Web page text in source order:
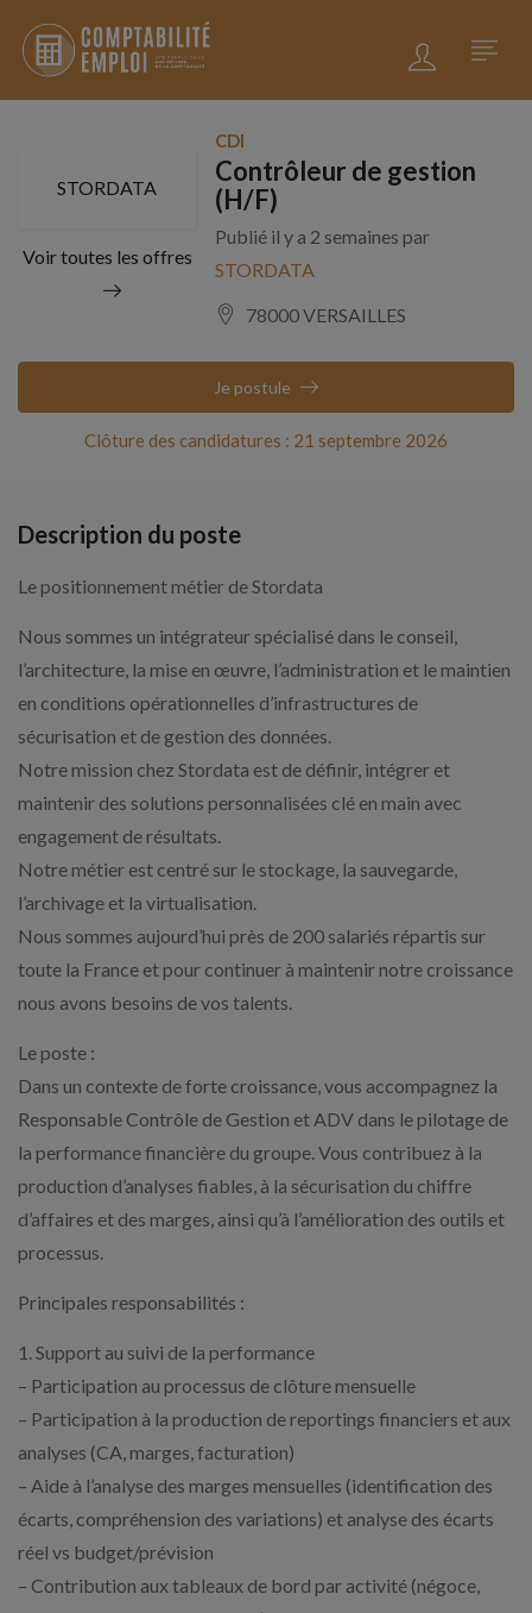
STORDATA
Voir toutes les offres
CDI
Contrôleur de gestion
(H/F)
Publié il y a 2 semaines par
STORDATA
78000 VERSAILLES
Clôture des candidatures : 21 septembre 2026
Je postule
Description du poste
Le positionnement métier de Stordata
Nous sommes un intégrateur spécialisé dans le conseil,
l’architecture, la mise en œuvre, l’administration et le maintien
en conditions opérationnelles d’infrastructures de
sécurisation et de gestion des données.
Notre mission chez Stordata est de définir, intégrer et
maintenir des solutions personnalisées clé en main avec
engagement de résultats.
Notre métier est centré sur le stockage, la sauvegarde,
l’archivage et la virtualisation.
Nous sommes aujourd’hui près de 200 salariés répartis sur
toute la France et pour continuer à maintenir notre croissance
nous avons besoins de vos talents.
Le poste :
Dans un contexte de forte croissance, vous accompagnez la
Responsable Contrôle de Gestion et ADV dans le pilotage de
la performance financière du groupe. Vous contribuez à la
production d’analyses fiables, à la sécurisation du chiffre
d’affaires et des marges, ainsi qu’à l’amélioration des outils et
processus.
Principales responsabilités :
1. Support au suivi de la performance
– Participation au processus de clôture mensuelle
– Participation à la production de reportings financiers et aux
analyses (CA, marges, facturation)
– Aide à l’analyse des marges mensuelles (identification des
écarts, compréhension des variations) et analyse des écarts
réel vs budget/prévision
– Contribution aux tableaux de bord par activité (négoce,